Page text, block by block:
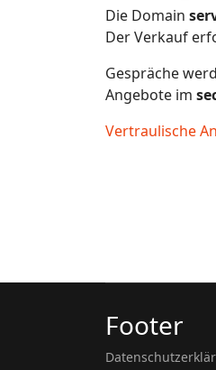
Die Domain
Der Verkauf
Gespräche
Angebote im
Vertraulische
Footer